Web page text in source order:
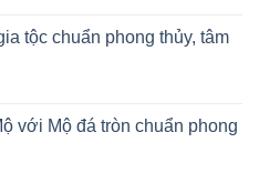
tộc chuẩn phong thủy, tâm
với Mộ đá tròn chuẩn phong